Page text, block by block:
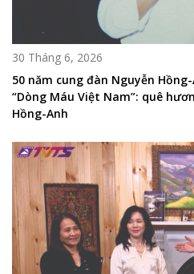
30 Tháng 6, 2026
50 năm cung đàn Nguyễn
“Dòng Máu Việt Nam”: quê
Hồng-Anh